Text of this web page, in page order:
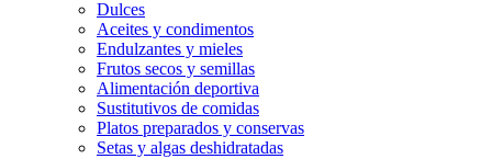
Dulces
Aceites y condimentos
Endulzantes y mieles
Frutos secos y semillas
Alimentación deportiva
Sustitutivos de comidas
Platos preparados y conservas
Setas y algas deshidratadas